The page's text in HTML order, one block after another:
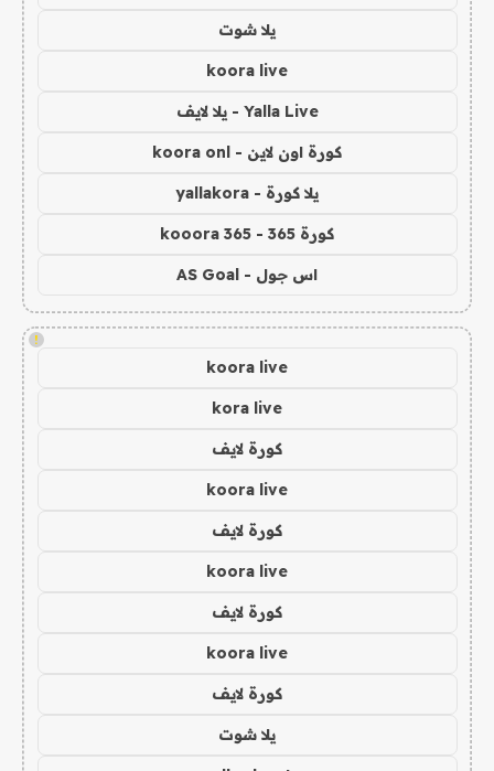
يلا شوت
koora live
Yalla Live - يلا لايف
كورة اون لاين - koora onl
يلا كورة - yallakora
كورة 365 - kooora 365
اس جول - AS Goal
!
koora live
kora live
كورة لايف
koora live
كورة لايف
koora live
كورة لايف
koora live
كورة لايف
يلا شوت